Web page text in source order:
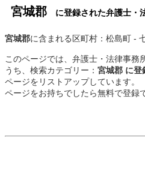
宮城郡 に登録された弁護士・
宮城郡に含まれる区町村：松島町 -
このページでは、弁護士・法律事務
うち、検索カテゴリー： 宮城郡 に登
ページをリストアップしています
ページをお持ちでしたら無料で登録